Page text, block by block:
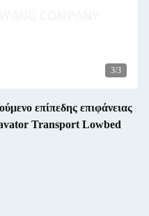
3/3
επίπεδης επιφάνειας
Transport Lowbed